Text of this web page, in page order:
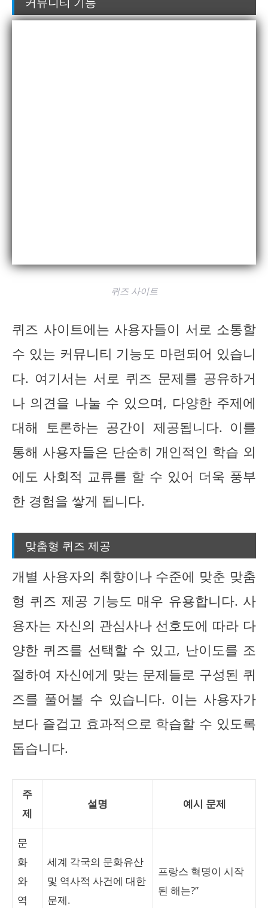
퀴즈 사이트
퀴즈 사이트에는 사용자들이 서로 소통할
수 있는 커뮤니티 기능도 마련되어 있습니
다. 여기서는 서로 퀴즈 문제를 공유하거
나 의견을 나눌 수 있으며, 다양한 주제에
대해 토론하는 공간이 제공됩니다. 이를
통해 사용자들은 단순히 개인적인 학습 외
에도 사회적 교류를 할 수 있어 더욱 풍부
한 경험을 쌓게 됩니다.
맞춤형 퀴즈 제공
개별 사용자의 취향이나 수준에 맞춘 맞춤
형 퀴즈 제공 기능도 매우 유용합니다. 사
용자는 자신의 관심사나 선호도에 따라 다
양한 퀴즈를 선택할 수 있고, 난이도를 조
절하여 자신에게 맞는 문제들로 구성된 퀴
즈를 풀어볼 수 있습니다. 이는 사용자가
보다 즐겁고 효과적으로 학습할 수 있도록
돕습니다.
주
제
설명 예시 문제
문
화
와
역
세계 각국의 문화유산
및 역사적 사건에 대한
문제.
프랑스 혁명이 시작
된 해는?”